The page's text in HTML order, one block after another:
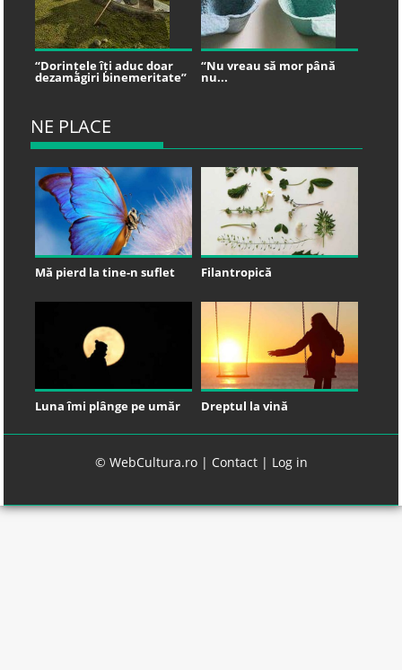
“Dorințele îți aduc doar
dezamăgiri binemeritate”
“Nu vreau să mor până
nu...
NE PLACE
Mă pierd la tine-n suflet Filantropică
Luna îmi plânge pe umăr Dreptul la vină
© WebCultura.ro | Contact| Log in